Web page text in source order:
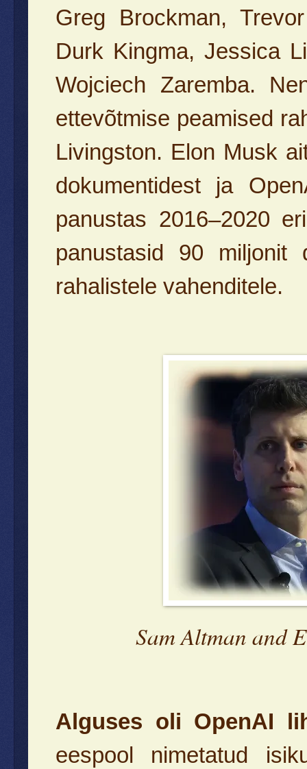
Greg Brockman,
Durk Kingma, Jessica
Wojciech Zaremba.
ettevõtmise peamised
Livingston. Elon Musk
dokumentidest ja
panustas 2016–2020
panustasid 90 miljonit
rahalistele vahenditele.
Sam Altman and
Alguses oli OpenAI
eespool nimetatud